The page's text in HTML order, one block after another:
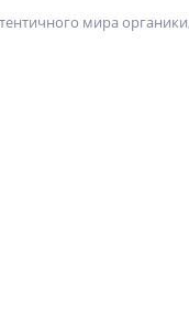
мира